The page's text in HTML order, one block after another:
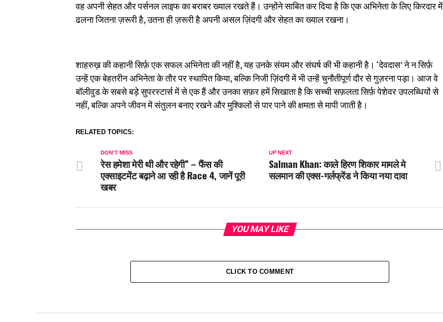
वह अपनी सेहत और पर्सनल लाइफ का बराबर ख्याल रखते हैं। उन्होंने साबित कर दिया है कि एक अभिनेता के लिए किरदार में
ढलना जितना ज़रूरी है, उतना ही ज़रूरी है अपनी असल ज़िंदगी और सेहत का ख्याल रखना।
शाहरुख़ की कहानी सिर्फ़ एक सफल अभिनेता की नहीं है, यह उनके संयम और संघर्ष की भी कहानी है। ‘देवदास’ ने न सिर्फ़
उन्हें एक बेहतरीन अभिनेता के तौर पर स्थापित किया, बल्कि निजी ज़िंदगी में भी उन्हें चुनौतीपूर्ण दौर से गुज़रना पड़ा। आज वे
बॉलीवुड के सबसे बड़े सुपरस्टार्स में से एक हैं और उनका सफ़र हमें सिखाता है कि सच्ची सफ़लता सिर्फ़ पेशेवर उपलब्धियों से
नहीं, बल्कि अपने जीवन में संतुलन बनाए रखने और मुश्किलों से पार पाने की क्षमता से मापी जाती है।
RELATED TOPICS:
UP NEXT
Salman Khan: काले हिरण शिकार मामले मे
सलमान की एक्स-गर्लफ्रेंड ने किया नया दावा
DON'T MISS
रेस हमेशा मेरी थी और रहेगी” – फैंस की
एक्साइटमेंट बढ़ाने आ रही है Race 4, जानें पूरी
खबर
YOU MAY LIKE
CLICK TO COMMENT